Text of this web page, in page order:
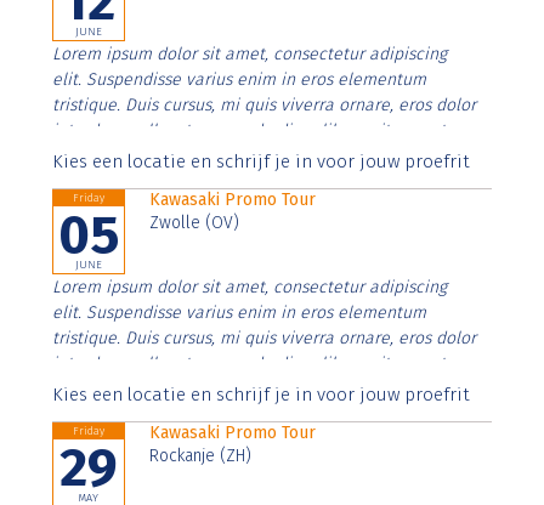
JUNE
Lorem ipsum dolor sit amet, consectetur adipiscing
elit. Suspendisse varius enim in eros elementum
tristique. Duis cursus, mi quis viverra ornare, eros dolor
interdum nulla, ut commodo diam libero vitae erat.
Aenean faucibus nibh et justo cursus id rutrum lorem
Kies een locatie en schrijf je in voor jouw proefrit
Friday
05
JUNE
Kawasaki Promo Tour
Zwolle (OV)
Lorem ipsum dolor sit amet, consectetur adipiscing
elit. Suspendisse varius enim in eros elementum
tristique. Duis cursus, mi quis viverra ornare, eros dolor
interdum nulla, ut commodo diam libero vitae erat.
Aenean faucibus nibh et justo cursus id rutrum lorem
Kies een locatie en schrijf je in voor jouw proefrit
Friday
29
MAY
Kawasaki Promo Tour
Rockanje (ZH)